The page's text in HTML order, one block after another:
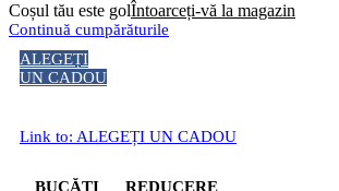
Coșul tău este golÎntoarceți-vă la magazin
Continuă cumpărăturile
ALEGEȚI
UN CADOU
Link to: ALEGEȚI UN CADOU
BUCĂȚI REDUCERE